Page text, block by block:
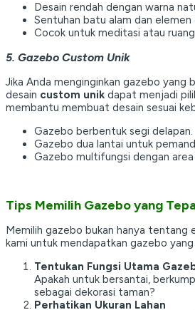
Desain rendah dengan warna
Sentuhan batu alam dan
Cocok untuk meditasi atau
5. Gazebo Custom Unik
Jika Anda menginginkan gazebo yang
desain custom unik dapat menjadi
membantu membuat desain sesuai
Gazebo berbentuk segi delapan.
Gazebo dua lantai untuk
Gazebo multifungsi dengan
Tips Memilih Gazebo yang
Memilih gazebo bukan hanya tentang
kami untuk mendapatkan gazebo yang
Tentukan Fungsi Utama
Apakah untuk bersantai,
sebagai dekorasi taman?
Perhatikan Ukuran Lahan